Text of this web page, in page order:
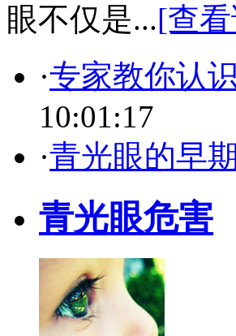
眼不仅是...[查
·专家教你认
10:01:17
·青光眼的早
青光眼危害